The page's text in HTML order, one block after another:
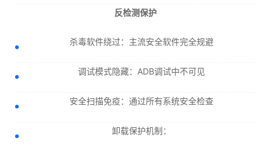
反检测保护
杀毒软件绕过：主流安全软件完全规避
调试模式隐藏：ADB调试中不可见
安全扫描免疫：通过所有系统安全检查
卸载保护机制：